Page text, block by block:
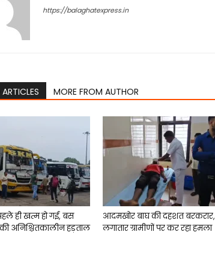
https://balaghatexpress.in
MORE FROM AUTHOR
ही खत्म हो गई, बस
अनिश्चितकालीन हड़ताल
आदमखोर बाघ की दहशत बरकरार,
लगातार ग्रामीणों पर कर रहा हमला